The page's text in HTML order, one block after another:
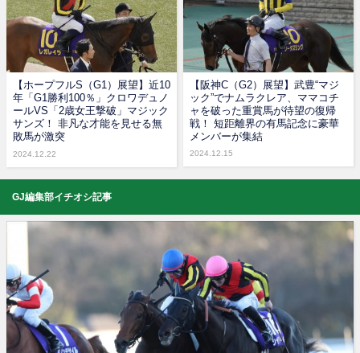
【ホープフルS（G1）展望】近10
年「G1勝利100％」クロワデュノ
ールVS「2歳女王撃破」マジック
サンズ！ 非凡な才能を見せる無
敗馬が激突
2024.12.22
【阪神C（G2）展望】武豊“マジ
ック”でナムラクレア、ママコチ
ャを破った重賞馬が待望の復帰
戦！ 短距離界の有馬記念に豪華
メンバーが集結
2024.12.15
GJ編集部イチオシ記事